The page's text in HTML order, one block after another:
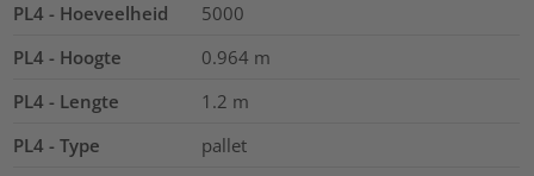
PL4 - Hoeveelheid
5000
PL4 - Hoogte
0.964 m
PL4 - Lengte
1.2 m
PL4 - Type
pallet